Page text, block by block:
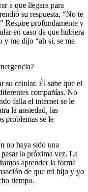
a que llegara para
su respuesta, “No te
Respire profundamente y
en caso de que hubiera
y me dijo “ah si, se me
su celular. Él sabe que el
compañías. No
falla el internet se le
la ansiedad, las
problemas se le
no haya sido una
la próxima vez. La
aprender la forma
de que mi hijo y yo
tiempo.